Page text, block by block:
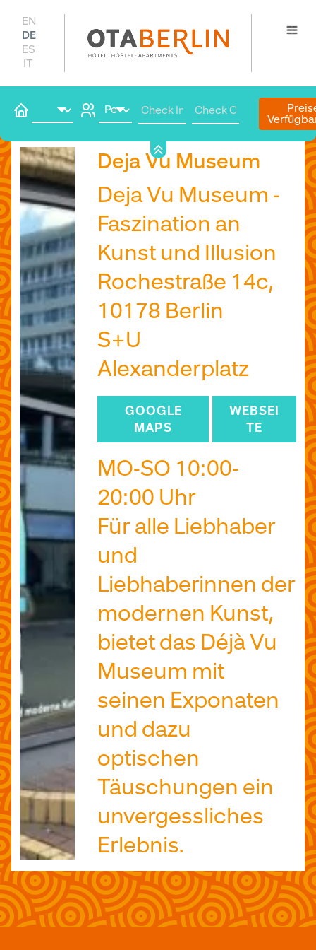
EN
DE
ES
IT
Hier buchen
Deja Vu Museum
Deja Vu Museum -
Faszination an
Kunst und Illusion
Rochestraße 14c,
10178 Berlin
S+U
Alexanderplatz
GOOGLE
MAPS
WEBSEI
TE
MO-SO 10:00-
20:00 Uhr
Für alle Liebhaber
und
Liebhaberinnen der
modernen Kunst,
bietet das Déjà Vu
Museum mit
seinen Exponaten
und dazu
optischen
Täuschungen ein
unvergessliches
Erlebnis.